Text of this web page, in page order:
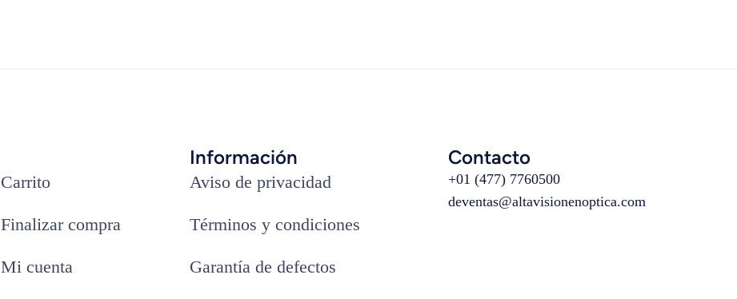
Carrito
Finalizar compra
Mi cuenta
Información
Aviso de privacidad
Términos y condiciones
Garantía de defectos
Contacto
+01 (477) 7760500
deventas@altavisionenoptica.com